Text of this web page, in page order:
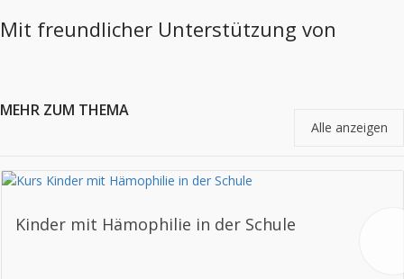
Mit freundlicher Unterstützung von
MEHR ZUM THEMA
Alle anzeigen
Kinder mit Hämophilie in der Schule